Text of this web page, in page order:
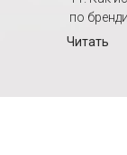
по
Читать